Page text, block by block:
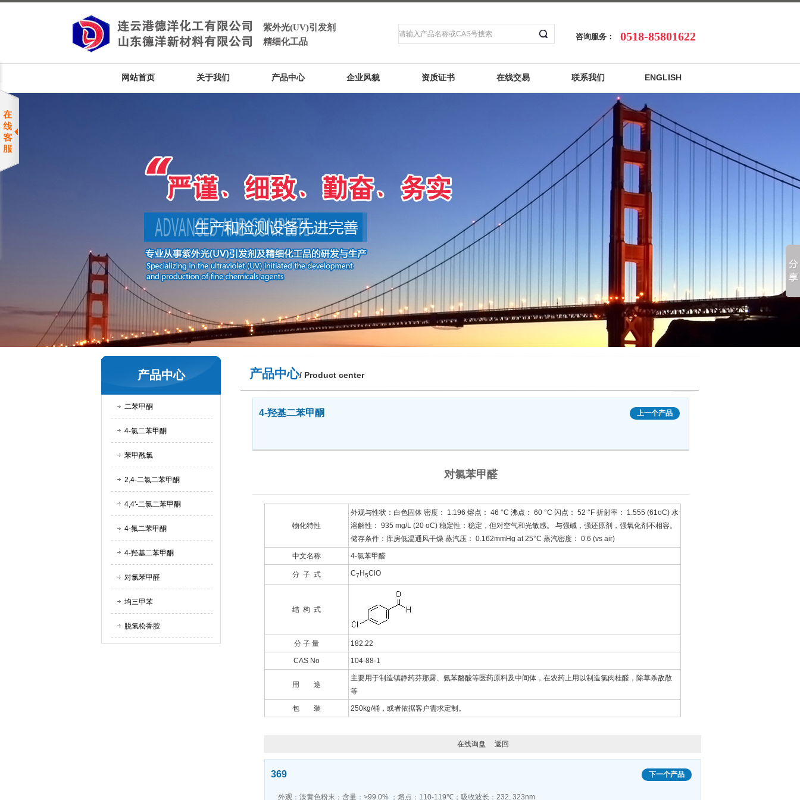
紫外光(UV)引发剂
精细化工品
咨询服务： 0518-85801622
网站首页 关于我们 产品中心 企业风貌 资质证书 在线交易 联系我们 ENGLISH
产品中心
二苯甲酮
4-氯二苯甲酮
苯甲酰氯
2,4-二氯二苯甲酮
4,4'-二氯二苯甲酮
4-氟二苯甲酮
4-羟基二苯甲酮
对氯苯甲醛
均三甲苯
脱氢松香胺
产品中心/ Product center
上一个产品
4-羟基二苯甲酮
对氯苯甲醛
物化特性
外观与性状：白色固体 密度： 1.196 熔点： 46 °C 沸点： 60 °C 闪点： 52 °F 折射率： 1.555 (61oC) 水
溶解性： 935 mg/L (20 oC) 稳定性：稳定，但对空气和光敏感。 与强碱，强还原剂，强氧化剂不相容。
储存条件：库房低温通风干燥 蒸汽压： 0.162mmHg at 25°C 蒸汽密度： 0.6 (vs air)
中文名称 4-氯苯甲醛
分 子 式 C7 H5ClO
结 构 式
分 子 量 182.22
CAS No 104-88-1
用 途
主要用于制造镇静药芬那露、氨苯酪酸等医药原料及中间体，在农药上用以制造氯肉桂醛，除草杀敌散
等
包 装 250kg/桶，或者依据客户需求定制。
在线询盘 返回
下一个产品
369
外观：淡黄色粉末；含量：>99.0% ；熔点：110-119℃；吸收波长：232, 323nm